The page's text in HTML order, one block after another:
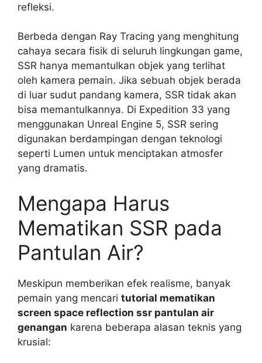
refleksi.
Berbeda dengan Ray Tracing yang menghitung
cahaya secara fisik di seluruh lingkungan game,
SSR hanya memantulkan objek yang terlihat
oleh kamera pemain. Jika sebuah objek berada
di luar sudut pandang kamera, SSR tidak akan
bisa memantulkannya. Di Expedition 33 yang
menggunakan Unreal Engine 5, SSR sering
digunakan berdampingan dengan teknologi
seperti Lumen untuk menciptakan atmosfer
yang dramatis.
Mengapa Harus
Mematikan SSR pada
Pantulan Air?
Meskipun memberikan efek realisme, banyak
pemain yang mencari tutorial mematikan
screen space reflection ssr pantulan air
genangan karena beberapa alasan teknis yang
krusial: